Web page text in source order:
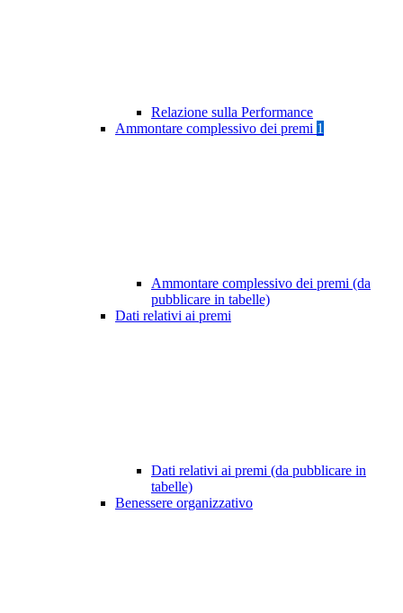
Relazione sulla Performance
Ammontare complessivo dei premi 1
Ammontare complessivo dei premi (da
pubblicare in tabelle)
Dati relativi ai premi
Dati relativi ai premi (da pubblicare in
tabelle)
Benessere organizzativo